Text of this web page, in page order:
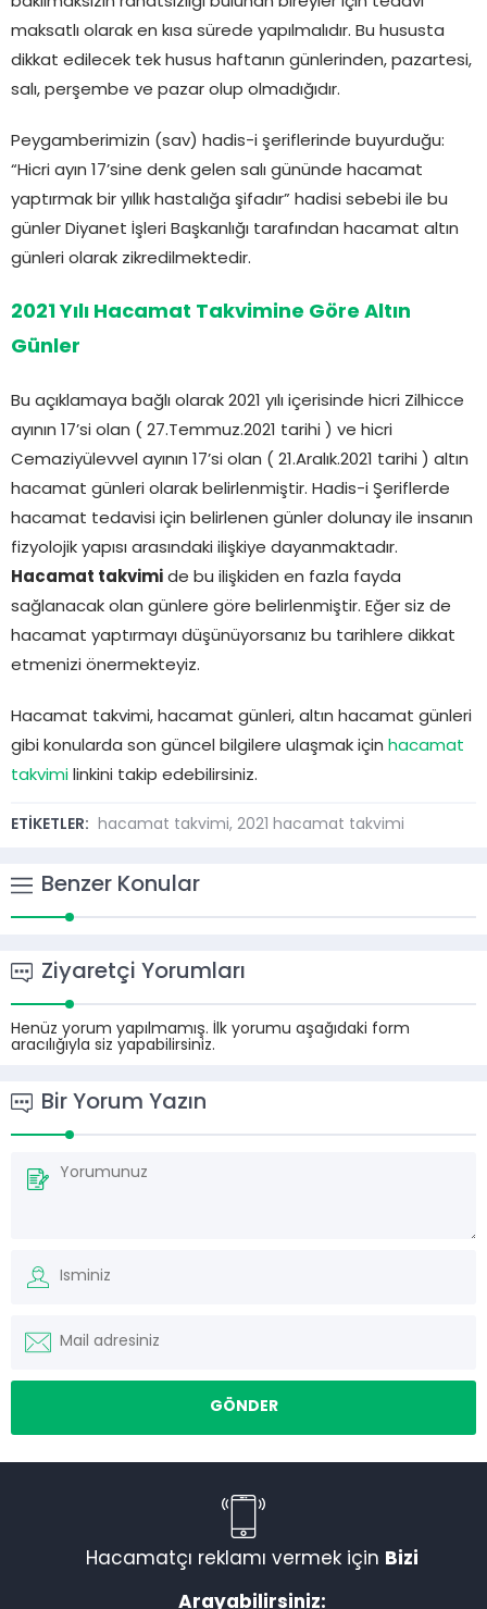
maksatlı olarak en kısa sürede yapılmalıdır. Bu hususta
dikkat edilecek tek husus haftanın günlerinden, pazartesi,
salı, perşembe ve pazar olup olmadığıdır.
Peygamberimizin (sav) hadis-i şeriflerinde buyurduğu:
“Hicri ayın 17’sine denk gelen salı gününde hacamat
yaptırmak bir yıllık hastalığa şifadır” hadisi sebebi ile bu
günler Diyanet İşleri Başkanlığı tarafından hacamat altın
günleri olarak zikredilmektedir.
2021 Yılı Hacamat Takvimine Göre Altın
Günler
Bu açıklamaya bağlı olarak 2021 yılı içerisinde hicri Zilhicce
ayının 17’si olan ( 27.Temmuz.2021 tarihi ) ve hicri
Cemaziyülevvel ayının 17’si olan ( 21.Aralık.2021 tarihi ) altın
hacamat günleri olarak belirlenmiştir. Hadis-i Şeriflerde
hacamat tedavisi için belirlenen günler dolunay ile insanın
fizyolojik yapısı arasındaki ilişkiye dayanmaktadır.
Hacamat takvimi de bu ilişkiden en fazla fayda
sağlanacak olan günlere göre belirlenmiştir. Eğer siz de
hacamat yaptırmayı düşünüyorsanız bu tarihlere dikkat
etmenizi önermekteyiz.
Hacamat takvimi, hacamat günleri, altın hacamat günleri
gibi konularda son güncel bilgilere ulaşmak için hacamat
takvimi linkini takip edebilirsiniz.
ETİKETLER: hacamat takvimi, 2021 hacamat takvimi
Benzer Konular
Ziyaretçi Yorumları
Henüz yorum yapılmamış. İlk yorumu aşağıdaki form
aracılığıyla siz yapabilirsiniz.
Bir Yorum Yazın
Hacamatçı reklamı vermek için Bizi
Arayabilirsiniz: